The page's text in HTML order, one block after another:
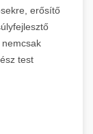
erősítő
test